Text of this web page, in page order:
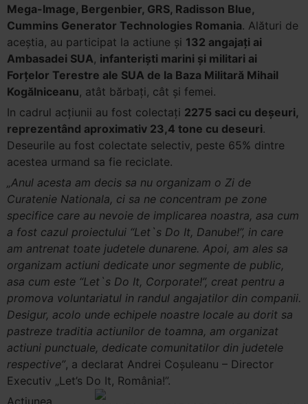
Mega-Image, Bergenbier, GRS, Radisson Blue,
Cummins Generator Technologies Romania. Alături de
aceștia, au participat la actiune și 132 angajaţi ai
Ambasadei SUA, infanterişti marini şi militari ai
Forţelor Terestre ale SUA de la Baza Militară Mihail
Kogălniceanu, atât bărbaţi, cât şi femei.
In cadrul acțiunii au fost colectați 2275 saci cu deșeuri,
reprezentând aproximativ 23,4 tone cu deseuri.
Deseurile au fost colectate selectiv, peste 65% dintre
acestea urmand sa fie reciclate.
„Anul acesta am decis sa nu organizam o Zi de
Curatenie Nationala, ci sa ne concentram pe zone
specifice care au nevoie de implicarea noastra, asa cum
a fost cazul proiectului “Let`s Do It, Danube!”, in care
am antrenat toate judetele dunarene. Apoi, am ales sa
organizam actiuni dedicate unor segmente de public,
asa cum este “Let`s Do It, Corporate!”, creat pentru a
promova voluntariatul in randul angajatilor din companii.
Desigur, acolo unde echipele noastre locale au dorit sa
pastreze traditia actiunilor de toamna, am organizat
actiuni punctuale, dedicate comunitatilor din judetele
respective”, a declarat Andrei Coșuleanu – Director
Executiv „Let’s Do It, România!”.
Actiunea